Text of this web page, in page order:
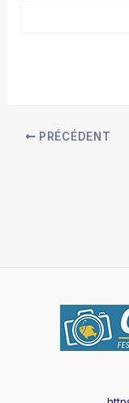
PRÉCÉDENT